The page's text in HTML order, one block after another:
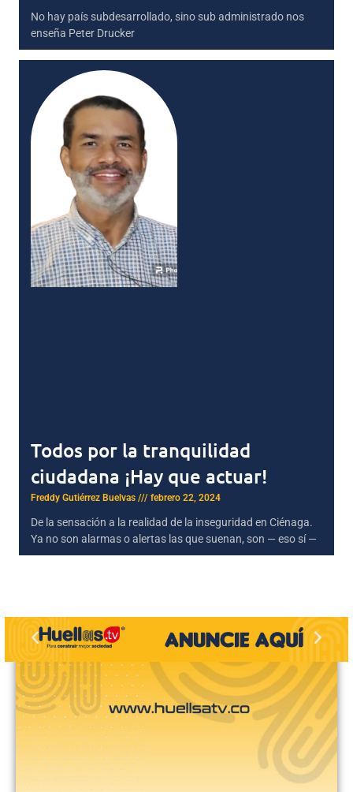
No hay país subdesarrollado, sino sub administrado nos
enseña Peter Drucker
Todos por la tranquilidad
ciudadana ¡Hay que actuar!
Freddy Gutiérrez Buelvas febrero 22, 2024
De la sensación a la realidad de la inseguridad en Ciénaga.
Ya no son alarmas o alertas las que suenan, son — eso sí —